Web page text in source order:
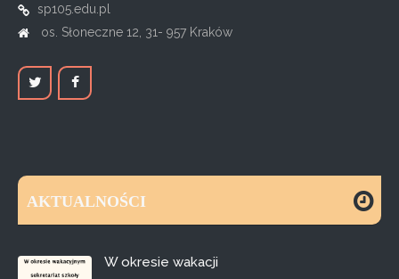
sp105.edu.pl
os. Słoneczne 12, 31- 957 Kraków
AKTUALNOŚCI
W okresie wakacji